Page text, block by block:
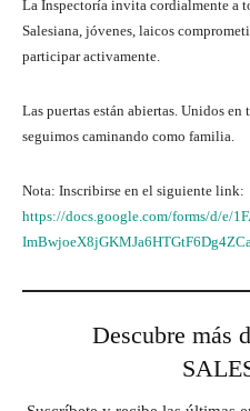
La Inspectoría invita cordialmente a
Salesiana, jóvenes, laicos
participar activamente.
Las puertas están abiertas. Unidos en
seguimos caminando como familia.
Nota: Inscribirse en el siguiente link:
https://docs.google.com/forms/d/e/
Descubre más